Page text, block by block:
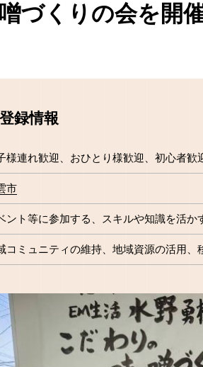
づくりの会を開
録情報
様連れ歓迎、おひとり様歓迎、初心者歓
市
ント等に参加する、スキルや知識を活
コミュニティの維持、地域資源の活用